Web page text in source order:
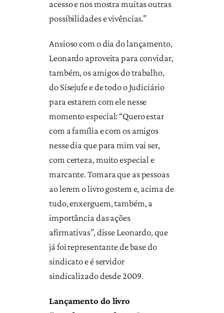
acesso e nos mostra muitas outras
possibilidades e vivências.”
Ansioso com o dia do lançamento,
Leonardo aproveita para convidar,
também, os amigos do trabalho,
do Sisejufe e de todo o Judiciário
para estarem com ele nesse
momento especial: “Quero estar
com a família e com os amigos
nesse dia que para mim vai ser,
com certeza, muito especial e
marcante. Tomara que as pessoas
ao lerem o livro gostem e, acima de
tudo, enxerguem, também, a
importância das ações
afirmativas”, disse Leonardo, que
já foi representante de base do
sindicato e é servidor
sindicalizado desde 2009.
Lançamento do livro